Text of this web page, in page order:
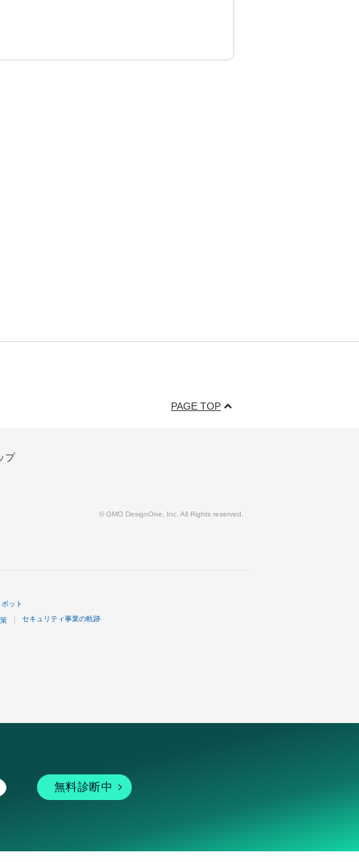
PAGE TOP
プ
© GMO DesignOne, Inc. All Rights reserved.
ット
セキュリティ事業の軌跡
無料診断中